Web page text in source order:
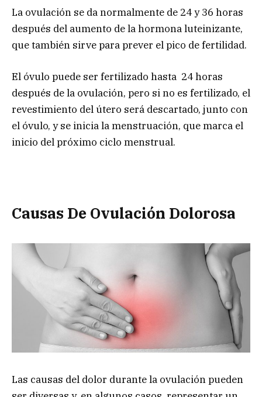
La ovulación se da normalmente de 24 y 36 horas
después del aumento de la hormona luteinizante,
que también sirve para prever el pico de fertilidad.
El óvulo puede ser fertilizado hasta 24 horas
después de la ovulación, pero si no es fertilizado, el
revestimiento del útero será descartado, junto con
el óvulo, y se inicia la menstruación, que marca el
inicio del próximo ciclo menstrual.
Causas De Ovulación Dolorosa
Las causas del dolor durante la ovulación pueden